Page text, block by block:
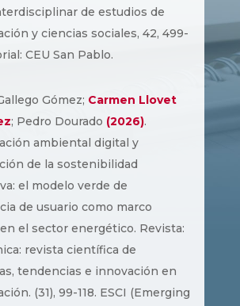
de estudios de
y ciencias sociales, 42, 499-
CEU San Pablo.
Gómez; Carmen Llovet
; Pedro Dourado (2026).
ambiental digital y
de la sostenibilidad
el modelo verde de
de usuario como marco
el sector energético. Revista:
revista científica de
tendencias e innovación en
(31), 99-118. ESCI (Emerging